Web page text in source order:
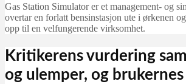
Gas Station Simulator er et management- og
overtar en forlatt bensinstasjon ute i ørkenen
opp til en velfungerende virksomhet.
Kritikerens vurdering
og ulemper, og